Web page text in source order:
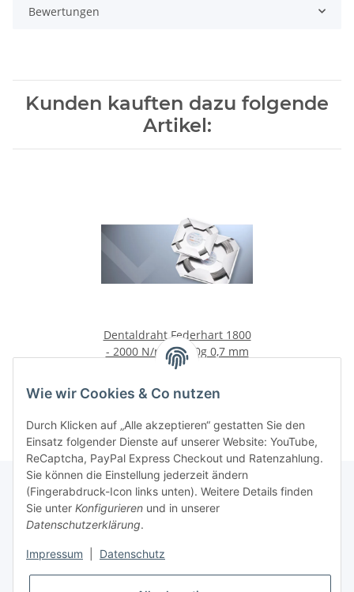
Bewertungen
Kunden kauften dazu folgende
Artikel:
Dentaldraht Federhart 1800
- 2000 N/mm² 500g 0,7 mm
38,89 €
Rechtliche Hinweise
Produktinformationen
Wie wir Cookies & Co nutzen
Durch Klicken auf „Alle akzeptieren“ gestatten Sie den
Einsatz folgender Dienste auf unserer Website: YouTube,
ReCaptcha, PayPal Express Checkout und Ratenzahlung.
Sie können die Einstellung jederzeit ändern
(Fingerabdruck-Icon links unten). Weitere Details finden
Sie unter Konfigurieren und in unserer
Datenschutzerklärung.
Impressum Datenschutz